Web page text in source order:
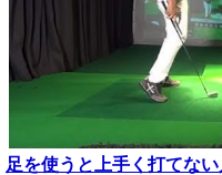
足を使うと上手く打てな